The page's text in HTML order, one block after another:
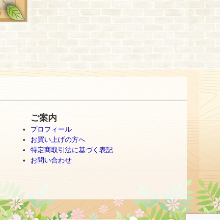
ご案内
プロフィール
お買い上げの方へ
特定商取引法に基づく表記
お問い合わせ